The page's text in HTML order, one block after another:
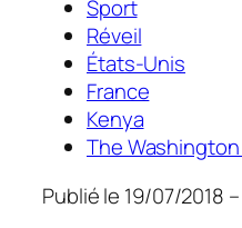
Sport
Réveil
États-Unis
France
Kenya
The
Publié le 19/07/2018